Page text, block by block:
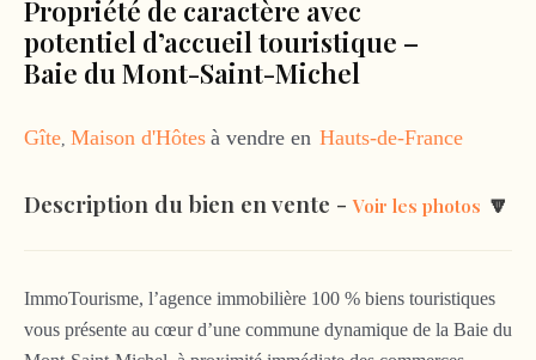
Propriété de caractère avec
potentiel d’accueil touristique –
Baie du Mont-Saint-Michel
Gîte, Maison d'Hôtes à vendre en Hauts-de-France
Description du bien en vente -Voir les photos 🔽
ImmoTourisme, l’agence immobilière 100 % biens touristiques
vous présente au cœur d’une commune dynamique de la Baie du